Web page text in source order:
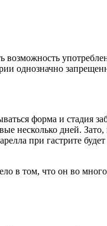
однозначно
форма и стадия
несколько дней.
при гастрите
в том, что он во